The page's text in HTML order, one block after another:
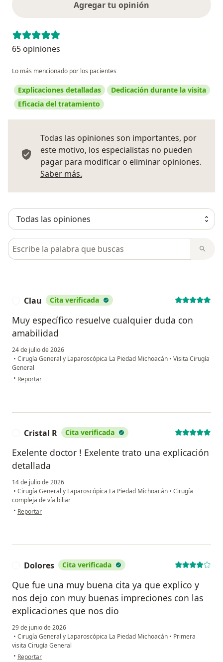
Agregar tu opinión
65 opiniones
Lo más mencionado por los pacientes
Explicaciones detalladas
Dedicación durante la visita
Eficacia del tratamiento
Todas las opiniones son importantes, por
este motivo, los especialistas no pueden
pagar para modificar o eliminar opiniones.
Saber más.
Busca en opiniones
Clau Cita verificada
Muy específico resuelve cualquier duda con
amabilidad
24 de julio de 2026
• Cirugía General y Laparoscópica La Piedad Michoacán • Visita Cirugía
General
• en opinión del usuario Clau
Reportar
Cristal R Cita verificada
Exelente doctor ! Exelente trato una explicación
detallada
14 de julio de 2026
• Cirugía General y Laparoscópica La Piedad Michoacán • Cirugía
compleja de vía biliar
• en opinión del usuario Cristal R
Reportar
Dolores Cita verificada
Que fue una muy buena cita ya que explico y
nos dejo con muy buenas impreciones con las
explicaciones que nos dio
29 de junio de 2026
• Cirugía General y Laparoscópica La Piedad Michoacán • Primera
visita Cirugía General
• en opinión del usuario Dolores
Reportar